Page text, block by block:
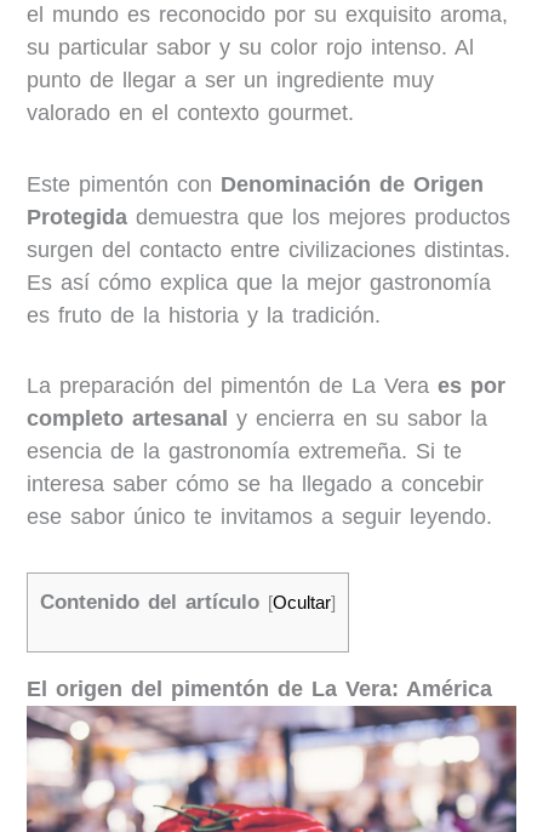
el mundo es reconocido por su exquisito aroma,
su particular sabor y su color rojo intenso. Al
punto de llegar a ser un ingrediente muy
valorado en el contexto gourmet.
Este pimentón con Denominación de Origen
Protegida demuestra que los mejores productos
surgen del contacto entre civilizaciones distintas.
Es así cómo explica que la mejor gastronomía
es fruto de la historia y la tradición.
La preparación del pimentón de La Veraes por
completo artesanal y encierra en su sabor la
esencia de la gastronomía extremeña. Si te
interesa saber cómo se ha llegado a concebir
ese sabor único te invitamos a seguir leyendo.
Contenido del artículo [Ocultar]
El origen del pimentón de La Vera: América